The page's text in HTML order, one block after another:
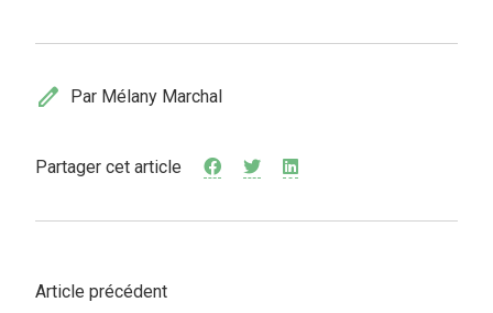
edit Par Mélany Marchal
Partager cet article
Article précédent